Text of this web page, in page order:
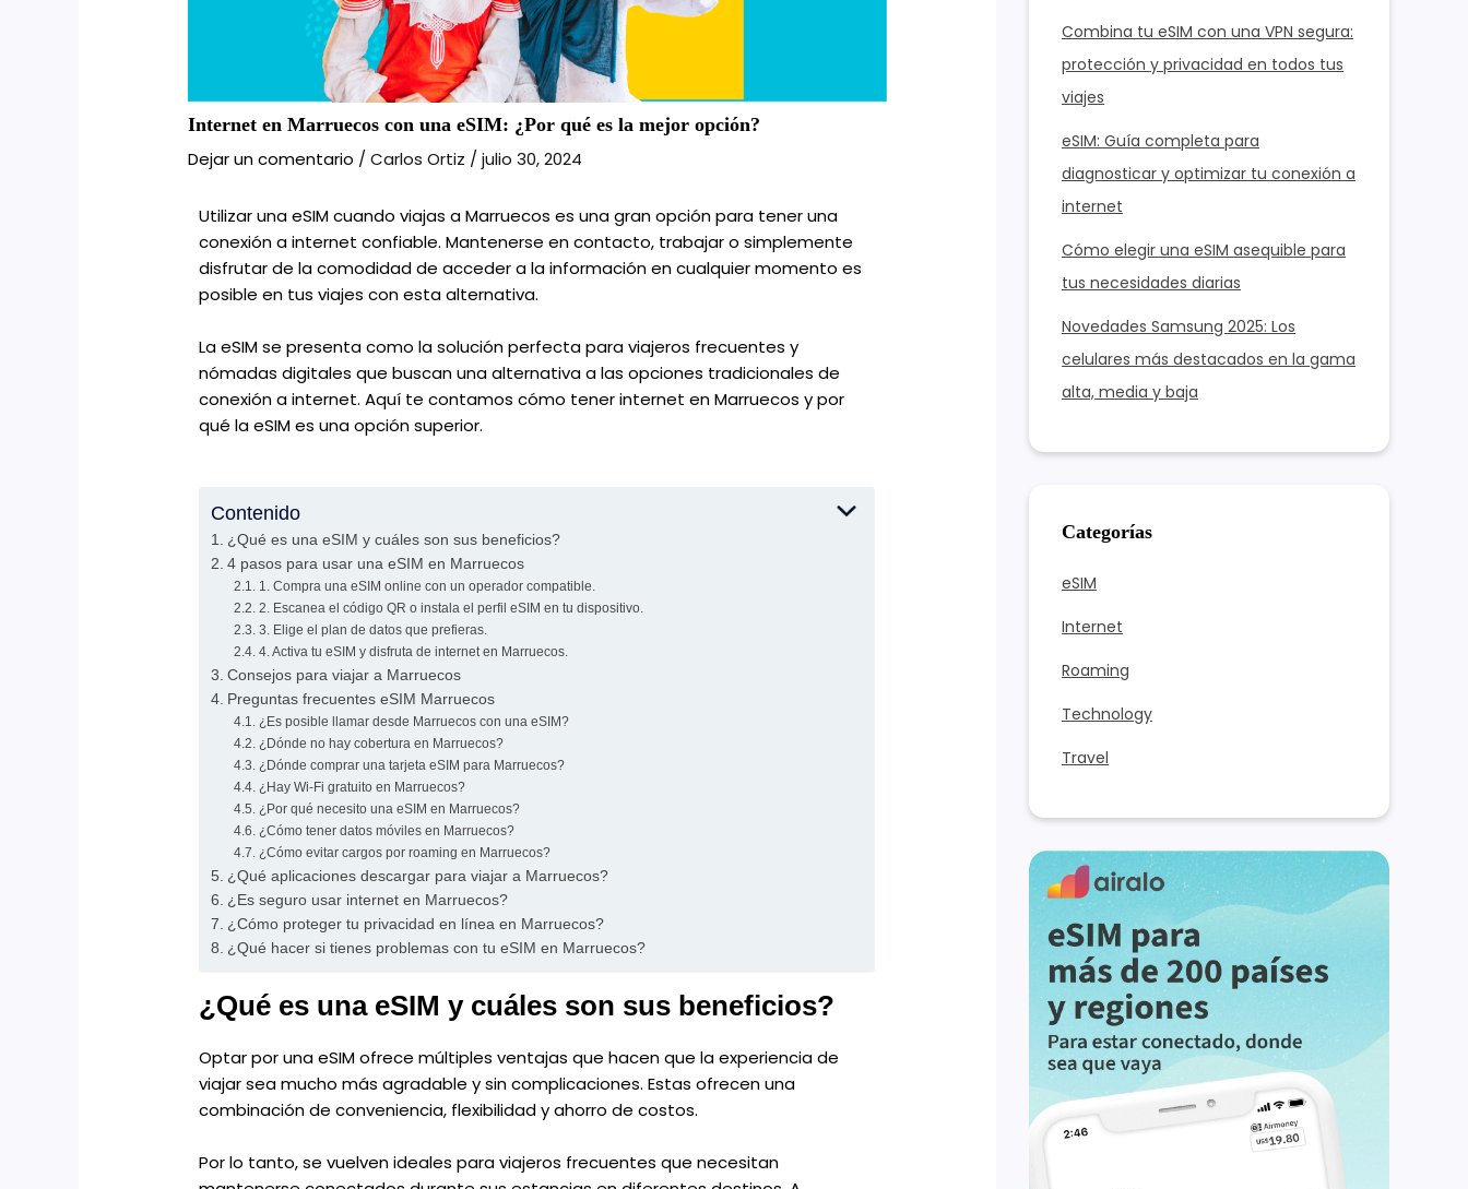
Internet en Marruecos con una eSIM: ¿Por qué es la mejor opción?
Dejar un comentario /Carlos Ortiz /julio 30, 2024
Utilizar una eSIM cuando viajas a Marruecos es una gran opción para tener una
conexión a internet confiable. Mantenerse en contacto, trabajar o simplemente
disfrutar de la comodidad de acceder a la información en cualquier momento es
posible en tus viajes con esta alternativa.
La eSIM se presenta como la solución perfecta para viajeros frecuentes y
nómadas digitales que buscan una alternativa a las opciones tradicionales de
conexión a internet. Aquí te contamos cómo tener internet en Marruecos y por
qué la eSIM es una opción superior.
Contenido
¿Qué es una eSIM y cuáles son sus beneficios?
4 pasos para usar una eSIM en Marruecos
1. Compra una eSIM online con un operador compatible.
2. Escanea el código QR o instala el perfil eSIM en tu dispositivo.
3. Elige el plan de datos que prefieras.
4. Activa tu eSIM y disfruta de internet en Marruecos.
Consejos para viajar a Marruecos
Preguntas frecuentes eSIM Marruecos
¿Es posible llamar desde Marruecos con una eSIM?
¿Dónde no hay cobertura en Marruecos?
¿Dónde comprar una tarjeta eSIM para Marruecos?
¿Hay Wi-Fi gratuito en Marruecos?
¿Por qué necesito una eSIM en Marruecos?
¿Cómo tener datos móviles en Marruecos?
¿Cómo evitar cargos por roaming en Marruecos?
¿Qué aplicaciones descargar para viajar a Marruecos?
¿Es seguro usar internet en Marruecos?
¿Cómo proteger tu privacidad en línea en Marruecos?
¿Qué hacer si tienes problemas con tu eSIM en Marruecos?
¿Qué es una eSIM y cuáles son sus beneficios?
Optar por una eSIM ofrece múltiples ventajas que hacen que la experiencia de
viajar sea mucho más agradable y sin complicaciones. Estas ofrecen una
combinación de conveniencia, flexibilidad y ahorro de costos.
Por lo tanto, se vuelven ideales para viajeros frecuentes que necesitan
Combina tu eSIM con una VPN segura:
protección y privacidad en todos tus
viajes
eSIM: Guía completa para
diagnosticar y optimizar tu conexión a
internet
Cómo elegir una eSIM asequible para
tus necesidades diarias
Novedades Samsung 2025: Los
celulares más destacados en la gama
alta, media y baja
Categorías
eSIM
Internet
Roaming
Technology
Travel